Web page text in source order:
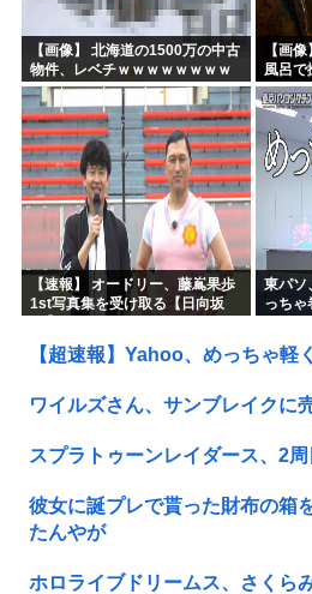
【画像】 北海道の1500万の中古
物件、レベチｗｗｗｗｗｗｗｗ
ｗｗｗｗｗｗｗｗｗｗｗｗ
【画
風呂で
ｗｗｗ
【速報】 オードリー、藤嶌果歩
1st写真集を受け取る【日向坂
東パソ
っちゃ
【超速報】Yahoo、めっちゃ軽
ワイルズさん、サンブレイクに
スプラトゥーンレイダース、2
彼女に誕プレで貰った財布の箱
たんやが
ホロライブドリームス、さくら